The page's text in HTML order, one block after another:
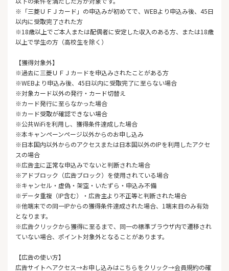
※「三菱ＵＦＪカード」の申込みが初めてで、WEBより申込み後、45日
以内に受取完了された方
※18歳以上でご本人または配偶者に安定した収入のある方、または18歳
以上で学生の方（高校生を除く）
【獲得対象外】
※過去に三菱ＵＦＪカードを申込みされたことがある方
※WEBより申込み後、45日以内に受取完了に至らない場合
※対象カード以外の発行・カード切替え
※カード発行に至らなかった場合
※カード受取が確認できない場合
※公共WiFiを利用し、獲得条件達成した場合
※本キャンペーンページ以外からのお申し込み
※日本国内以外からのアクセスまたは日本国以外のIPを利用したアクセ
スの場合
※広告主に正常な申込みでないと判断された場合
※アドブロック（広告ブロック）を使用されている場合
※キャンセル・虚偽・架空・いたずら・申込み不備
※データ重複（IP含む）・広告主より不正等と判断された場合
※他端末での同一IPからの獲得条件達成された場合、1端末目のみ有効
となります。
※広告クリックから獲得に至るまで、同一の標準ブラウザ内で遷移され
ていない場合、ポイント対象外となることがあります。
【広告の使い方】
広告サイトへアクセス→お申し込みはこちらをクリック→会員規約の確